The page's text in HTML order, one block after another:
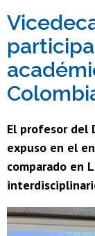
El profesor del
expuso en el
comparado en